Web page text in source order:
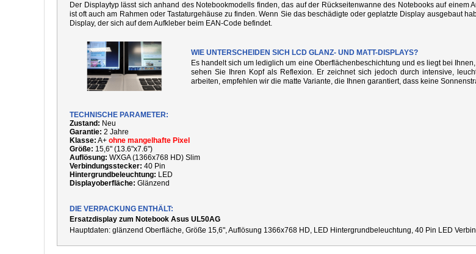
Der Displaytyp lässt sich anhand des Notebookmodells finden, das auf der Rückseitenwanne des Notebooks auf einem
ist oft auch am Rahmen oder Tastaturgehäuse zu finden. Wenn Sie das beschädigte oder geplatzte Display ausgebaut
Display, der sich auf dem Aufkleber beim EAN-Code befindet.
WIE UNTERSCHEIDEN SICH LCD GLANZ- UND MATT-DISPLAYS?
Es handelt sich um lediglich um eine Oberflächenbeschichtung und es liegt bei
sehen Sie Ihren Kopf als Reflexion. Er zeichnet sich jedoch durch intensive,
arbeiten, empfehlen wir die matte Variante, die Ihnen garantiert, dass keine
TECHNISCHE PARAMETER:
Zustand: Neu
Garantie: 2 Jahre
Klasse: A+ ohne mangelhafte Pixel
Größe: 15,6" (13.6"x7.6")
Auflösung: WXGA (1366x768 HD) Slim
Verbindungsstecker: 40 Pin
Hintergrundbeleuchtung: LED
Displayoberfläche: Glänzend
DIE VERPACKUNG ENTHÄLT:
Ersatzdisplay zum Notebook Asus UL50AG
Hauptdaten: g länzend Oberfläche, Größe 15,6", Auflösung 1366x768 HD, LED Hintergrundbeleuchtung, 40 Pin LED